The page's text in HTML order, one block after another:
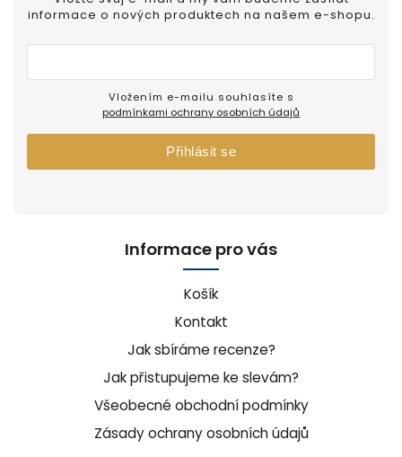
informace o nových produktech na našem e-shopu.
podmínkami ochrany osobních údajů
Přihlásit se
Informace pro vás
Košík
Kontakt
Jak sbíráme recenze?
Jak přistupujeme ke slevám?
Všeobecné obchodní podmínky
Zásady ochrany osobních údajů